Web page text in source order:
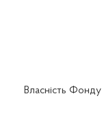
Власність Фонду